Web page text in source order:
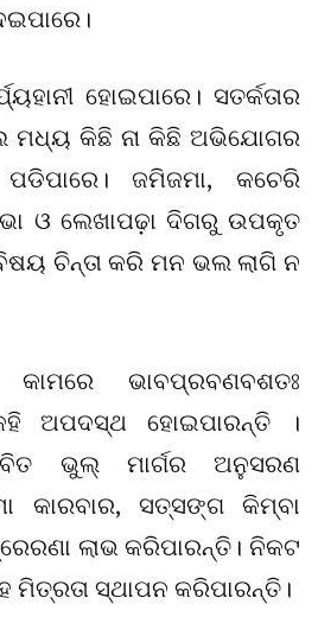
ହୋଇପାରେ। ସତର୍କତାର
ମଧ୍ୟ କିଛି ନା କିଛି ଅଭିଯୋଗର
ଜମିଜମା, କଚେରି
ଓ ଲେଖାପଢ଼ା ଦିଗରୁ ଉପକୃତ
ଚିନ୍ତା କରି ମନ ଭଲ ଲାଗି ନ
ଭାବପ୍ରବଣବଶତଃ
ଅପଦସ୍ଥ ହୋଇପାରନ୍ତି ।
ଭୁଲ୍‌ ମାର୍ଗର ଅନୁସରଣ
କାରବାର, ସତ୍‌ସଙ୍ଗ କିମ୍ବା
ଲାଭ କରିପାରନ୍ତି। ନିକଟ
ମିତ୍ରତା ସ୍ଥାପନ କରିପାରନ୍ତି।